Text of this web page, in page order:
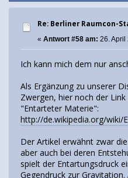
Re: Berliner Raumcon-
« Antwort #58 am: 26. April
Ich kann mich dem nur
Als Ergänzung zu unserer
Zwergen, hier noch der
"Entarteter Materie":
http://de.wikipedia.org/wiki/
Der Artikel erwähnt zwar
aber auch bei deren
spielt der Entartungsdruck
Gegendruck zur